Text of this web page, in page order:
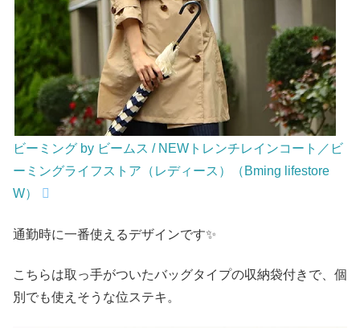
ビーミング by ビームス / NEWトレンチレインコート／ビ
ーミングライフストア（レディース）（Bming lifestore
W）
通勤時に一番使えるデザインです✨
こちらは取っ手がついたバッグタイプの収納袋付きで、個
別でも使えそうな位ステキ。